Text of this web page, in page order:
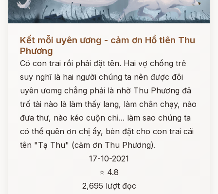
Đọc ngay
Kết mỗi uyên ương - cảm ơn Hồ tiên Thu
Phương
Có con trai rồi phải đặt tên. Hai vợ chồng trẻ
suy nghĩ là hai người chúng ta nên được đôi
uyên ưomg chẳng phải là nhờ Thu Phương đã
trố tài nào là làm thấy lang, làm chân chạy, nào
đưa thư, nào kéo cuộn chỉ... làm sao chúng ta
có thể quên ơn chị ấy, bèn đặt cho con trai cái
tên "Tạ Thu" (cảm ơn Thu Phương).
17-10-2021
⭐ 4.8
2,695 lượt đọc